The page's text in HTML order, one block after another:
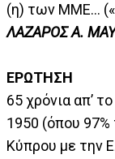
(η) των ΜΜΕ…
ΛΑΖΑΡΟΣ Α.
ΕΡΩΤΗΣΗ
65 χρόνια απ’
1950 (όπου 97%
Κύπρου με την